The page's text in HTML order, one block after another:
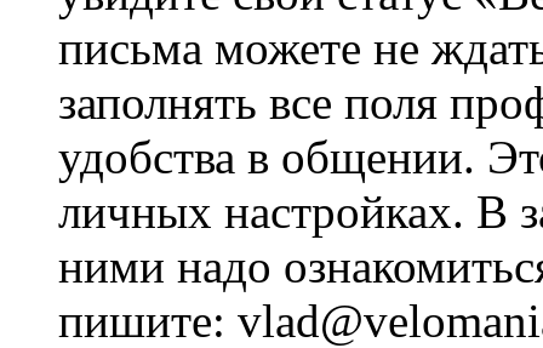
письма можете не
заполнять все поля
удобства в общении.
личных настройках. В
ними надо
пишите: